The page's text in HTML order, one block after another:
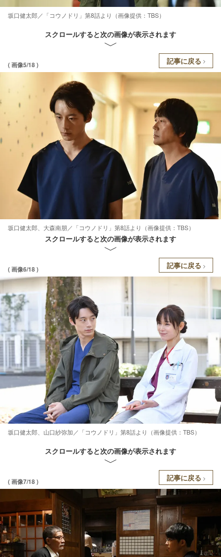
坂口健太郎／「コウノドリ」第8話より（画像提供：TBS）
スクロールすると次の画像が表示されます
( 画像5/18 ) 記事に戻る
坂口健太郎、大森南朋／「コウノドリ」第8話より（画像提供：TBS）
スクロールすると次の画像が表示されます
( 画像6/18 ) 記事に戻る
坂口健太郎、山口紗弥加／「コウノドリ」第8話より（画像提供：TBS）
スクロールすると次の画像が表示されます
( 画像7/18 ) 記事に戻る